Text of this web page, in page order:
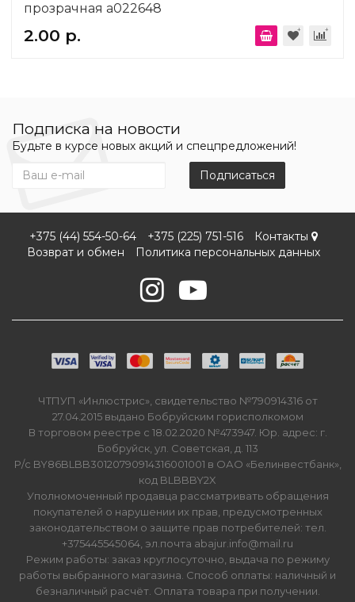
прозрачная a022648
2.00 р.
Подписка на новости
Будьте в курсе новых акций и спецпредложений!
Подписаться
+375 (44) 554-50-64 +375 (225) 751-516
Контакты
Возврат и обмен
Политика персональных данных
ЧТПУП «Инлюстрис», свидетельство №790914316 от
27.04.2015 выдано Бобруйским горисполкомом
В торговом реестре с 18.02.2020 №473947. Юр. адрес: г.
Бобруйск, ул. Советская, д. 113
Р/с BY86BLBB30120790914316001001 в ОАО «Белинвестбанк»,
код BLBBBY2X
Уполномоченный продавца рассматривать обращения
покупателей о нарушении их прав, предусмотренных
законодательством о защите прав потребителей: тел.
+375445545064, эл.почта abajur.info@mail.ru
Режим работы: заказ круглосуточно, выдача по режиму
работы выбранного магазина. Способ оплаты: наличный и
безналичный расчёт. Оплата товара при получении.